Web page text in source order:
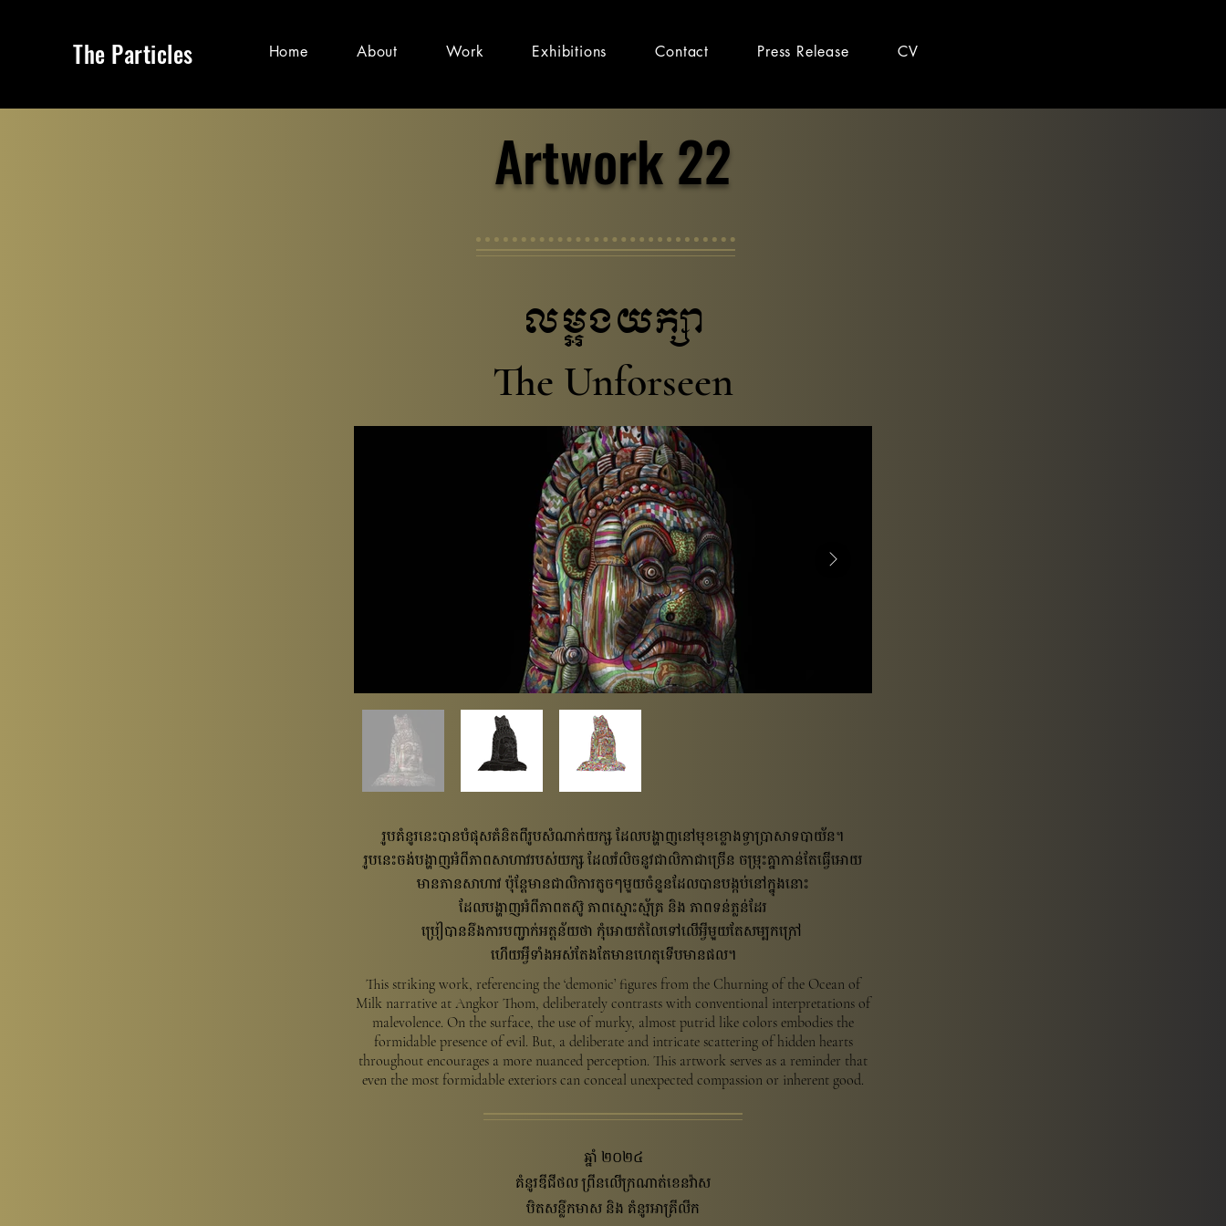
The Particles Home About Work Exhibitions Contact Press Release CV
Artwork 22
លម្អងយក្សា
The Unforseen
រូបគំនូរនេះបានបំផុសគំនិតពីរូបសំណាក់យក្ស ដែលបង្ហាញនៅមុខខ្លោងទ្វាប្រាសាទបាយ័ន។
រូបនេះចង់បង្ហាញអំពីភាពសាហាវរបស់យក្ស ដែលរំលិចនូវជាលិកាជាច្រើន ចម្រុះគ្នាកាន់តែធ្វើអោយ
មានភានសាហាវ ប៉ុន្តែមានជាលិការតូចៗមួយចំនួនដែលបានបង្កប់នៅក្នុងនោះ​
ដែលបង្ហាញអំពីភាពតស៊ូ ភាពស្មោះស្ម័គ្រ និង​ ភាពទន់ភ្លន់ដែរ
ប្រៀបាននឹងការបញ្ជាក់អត្តន័យថា កំុអោយតំលៃទៅលើអ្វីមួយតែសម្បកក្រៅ
ហើយអ្វីទាំងអស់តែងតែមានហេតុទើបមានផល។​
This striking work, referencing the ‘demonic’ figures from the Churning of the Ocean of
Milk narrative at Angkor Thom, deliberately contrasts with conventional interpretations of
malevolence. On the surface, the use of murky, almost putrid like colors embodies the
formidable presence of evil. But, a deliberate and intricate scattering of hidden hearts
throughout encourages a more nuanced perception. This artwork serves as a reminder that
even the most formidable exteriors can conceal unexpected compassion or inherent good.
ឆ្នាំ ២០២៤
គំនូរឌីជីថល ព្រីនលើក្រណាត់ខេនវ៉ាស
បិតសន្លឹកមាស និង គំនូរអាគ្រីលីក